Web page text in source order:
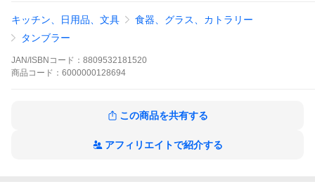
キッチン、日用品、文具
食器、グラス、カトラリー
タンブラー
JAN/ISBNコード： 8809532181520
商品 コード： 6000000128694
この商品を共有する
アフィリエイトで紹介する